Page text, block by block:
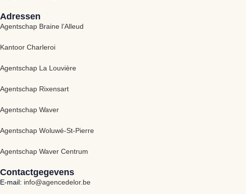
Adressen
Agentschap Braine l’Alleud
Kantoor Charleroi
Agentschap La Louvière
Agentschap Rixensart
Agentschap Waver
Agentschap Woluwé-St-Pierre
Agentschap Waver Centrum
Contactgegevens
E-mail: info@agencedelor.be